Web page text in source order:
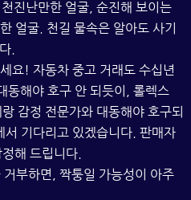
진난만한 얼굴, 순진해 보이는
얼굴. 천길 물속은 알아도 사기
.
요! 자동차 중고 거래도 수십년
동해야 호구 안 되듯이, 롤렉스
감정 전문가와 대동해야 호구되
기다리고 있겠습니다. 판매자
해 드립니다.
부하면, 짝퉁일 가능성이 아주